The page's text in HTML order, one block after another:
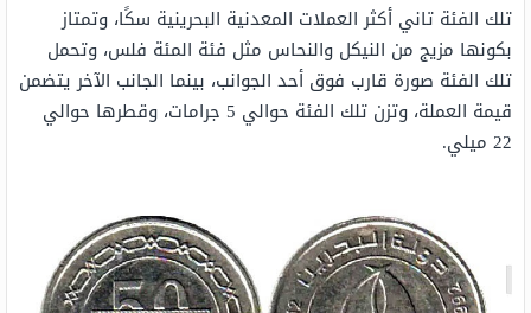
تلك الفئة تاني أكثر العملات المعدنية البحرينية سكًا، وتمتاز
بكونها مزيج من النيكل والنحاس مثل فئة المئة فلس، وتحمل
تلك الفئة صورة قارب فوق أحد الجوانب، بينما الجانب الآخر يتضمن
قيمة العملة، وتزن تلك الفئة حوالي 5 جرامات، وقطرها حوالي
22 ميلي.